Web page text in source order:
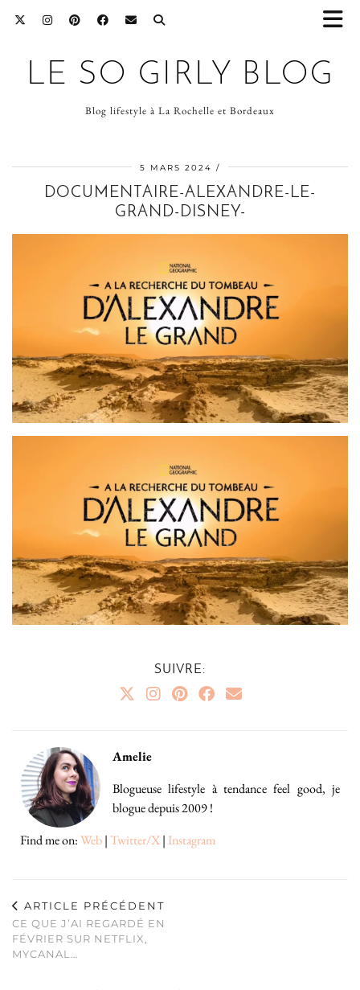
LE SO GIRLY BLOG
Blog lifestyle à La Rochelle et Bordeaux
5 MARS 2024
DOCUMENTAIRE-ALEXANDRE-LE-
GRAND-DISNEY-
SUIVRE:
Amelie
Blogueuse lifestyle à tendance feel good, je
blogue depuis 2009 !
Find me on:Web|Twitter/X| Instagram
ARTICLE PRÉCÉDENT
CE QUE J’AI REGARDÉ EN
FÉVRIER SUR NETFLIX,
MYCANAL…